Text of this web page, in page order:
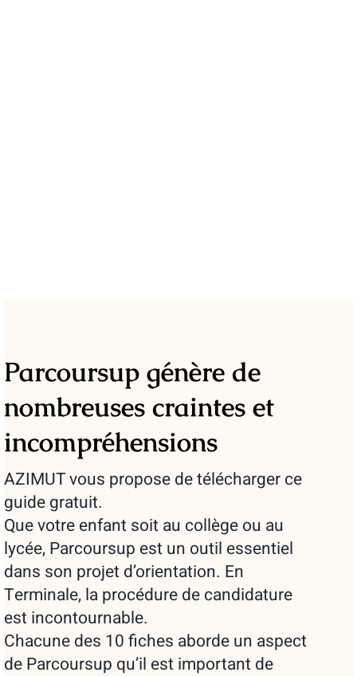
Parcoursup génère de
nombreuses craintes et
incompréhensions
AZIMUT vous propose de télécharger ce
guide gratuit.
Que votre enfant soit au collège ou au
lycée, Parcoursup est un outil essentiel
dans son projet d’orientation. En
Terminale, la procédure de candidature
est incontournable.
Chacune des 10 fiches aborde un aspect
de Parcoursup qu’il est important de